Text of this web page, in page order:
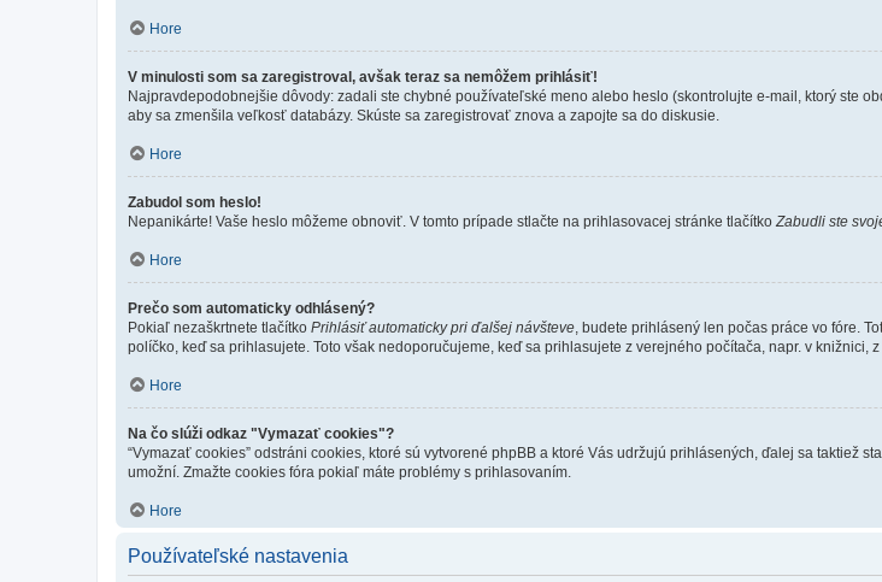
Hore
V minulosti som sa zaregistroval, avšak teraz sa nemôžem prihlásiť!
Najpravdepodobnejšie dôvody: zadali ste chybné používateľské meno alebo heslo (skontrolujte e-mail, ktorý ste
aby sa zmenšila veľkosť databázy. Skúste sa zaregistrovať znova a zapojte sa do diskusie.
Hore
Zabudol som heslo!
Nepanikárte! Vaše heslo môžeme obnoviť. V tomto prípade stlačte na prihlasovacej stránke tlačítko Zabudli ste
Hore
Prečo som automaticky odhlásený?
Pokiaľ nezaškrtnete tlačítko Prihlásiť automaticky pri ďalšej návšteve , budete prihlásený len počas práce vo fóre.
políčko, keď sa prihlasujete. Toto však nedoporučujeme, keď sa prihlasujete z verejného počítača, napr. v knižnici,
Hore
Na čo slúži odkaz "Vymazať cookies"?
“Vymazať cookies” odstráni cookies, ktoré sú vytvorené phpBB a ktoré Vás udržujú prihlásených, ďalej sa taktiež
umožní. Zmažte cookies fóra pokiaľ máte problémy s prihlasovaním.
Hore
Používateľské nastavenia